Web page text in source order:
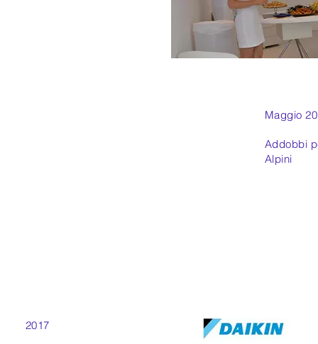
Maggio
Addobbi
Alpini
2017